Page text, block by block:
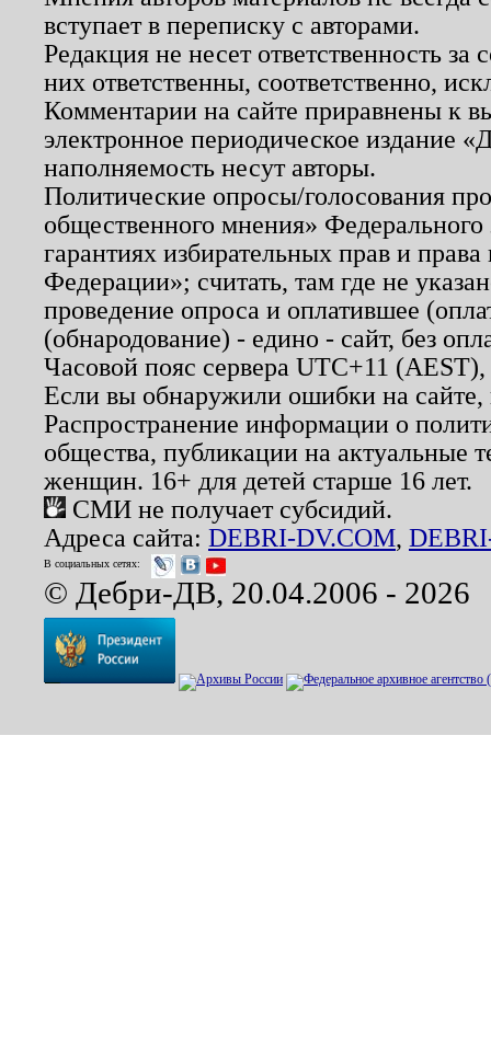
вступает в переписку с авторами.
Редакция не несет ответственность
них ответственны, соответственно,
Комментарии на сайте приравнены к
электронное периодическое издание
наполняемость несут авторы.
Политические опросы/голосования
общественного мнения»
гарантиях избирательных прав и
Федерации»; считать, там где не
проведение опроса и оплатившее
(обнародование) - едино - сайт, без
Часовой пояс сервера UTC+11
Если вы обнаружили ошибки на
Распространение информации о
общества, публикации на актуальные
женщин. 16+ для детей старше 16 лет.
СМИ не получает субсидий.
Адреса сайта: DEBRI-DV.COM,
В социальных сетях:
© Дебри-ДВ, 20.04.2006 - 2026